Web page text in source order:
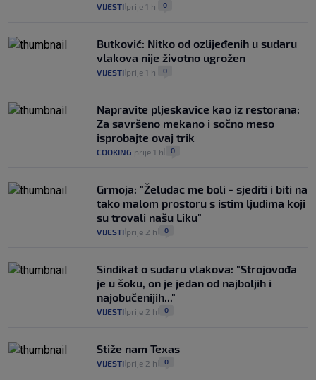
VIJESTI prije 1 h 0
Butković: Nitko od ozlijeđenih u sudaru
vlakova nije životno ugrožen
VIJESTI prije 1 h 0
Napravite pljeskavice kao iz restorana:
Za savršeno mekano i sočno meso
isprobajte ovaj trik
COOKING prije 1 h 0
Grmoja: "Želudac me boli - sjediti i biti na
tako malom prostoru s istim ljudima koji
su trovali našu Liku"
VIJESTI prije 2 h 0
Sindikat o sudaru vlakova: "Strojovođa
je u šoku, on je jedan od najboljih i
najobučenijih..."
VIJESTI prije 2 h 0
Stiže nam Texas
VIJESTI prije 2 h 0